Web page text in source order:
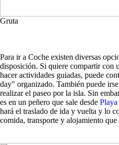
Gruta
Para ir a Coche existen diversas
disposición. Si quiere compartir con
hacer actividades guiadas, puede
day" organizado. También puede
realizar el paseo por la isla. Sin
es en un peñero que sale desde
hará el traslado de ida y vuelta y lo
comida, transporte y alojamiento